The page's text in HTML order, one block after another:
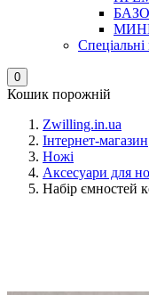
Спеціальні
0
Кошик порожній
Zwilling.in.ua
Інтернет-магазин
Ножі
Аксесуари для
Набір ємностей